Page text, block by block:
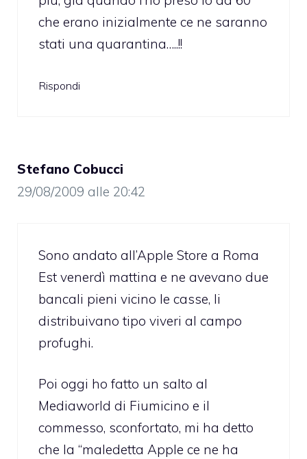
che erano inizialmente ce ne saranno
stati una quarantina…..!!
Rispondi
Stefano Cobucci
29/08/2009 alle 20:42
Sono andato all’Apple Store a Roma
Est venerdì mattina e ne avevano due
bancali pieni vicino le casse, li
distribuivano tipo viveri al campo
profughi.
Poi oggi ho fatto un salto al
Mediaworld di Fiumicino e il
commesso, sconfortato, mi ha detto
che la “maledetta Apple ce ne ha